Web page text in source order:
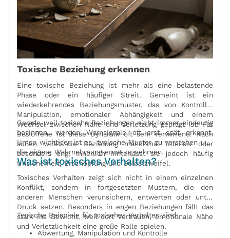
Toxische Beziehung erkennen
Eine toxische Beziehung ist mehr als eine belastende
Phase oder ein häufiger Streit. Gemeint ist ein
wiederkehrendes Beziehungsmuster, das von Kontrolle,
Manipulation, emotionaler Abhängigkeit und einem
Wechsel zwischen Nähe und Verletzung geprägt ist. Für
Betroffene ist diese Dynamik oft sehr verwirrend. Nach
außen wirkt die Beziehung manchmal intensiv oder
besonders eng, innerlich hinterlässt sie jedoch häufig
Unsicherheit, Erschöpfung und Selbstzweifel.
Gerade weil toxische Beziehungen nicht immer eindeutig
beginnen, werden Warnsignale oft erst spät erkannt.
Umso wichtiger ist es, typische Muster zu verstehen und
die eigene Wahrnehmung ernst zu nehmen.
Was ist toxisches Verhalten?
Toxisches Verhalten zeigt sich nicht in einem einzelnen
Konflikt, sondern in fortgesetzten Mustern, die den
anderen Menschen verunsichern, entwerten oder unter
Druck setzen. Besonders in engen Beziehungen fällt das
stark ins Gewicht, weil dort Vertrauen, emotionale Nähe
und Verletzlichkeit eine große Rolle spielen.
Typische Beispiele für toxisches Verhalten sind:
Abwertung, Manipulation und Kontrolle